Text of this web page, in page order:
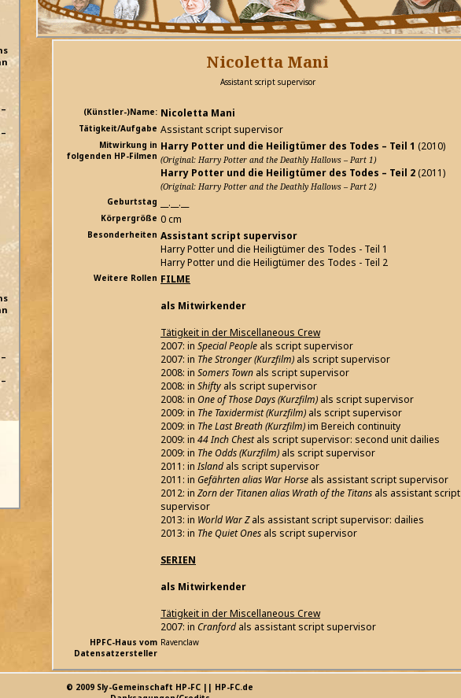
Nicoletta Mani
Assistant script supervisor
(Künstler-)Name: Nicoletta Mani
Tätigkeit/Aufgabe Assistant script supervisor
Mitwirkung in
folgenden HP-Filmen
Harry Potter und die Heiligtümer des Todes – Teil 1 (2010)
(Original: Harry Potter and the Deathly Hallows – Part 1)
Harry Potter und die Heiligtümer des Todes – Teil 2(2011)
(Original: Harry Potter and the Deathly Hallows – Part 2)
Geburtstag
__.__.__
Körpergröße 0 cm
Besonderheiten Assistant script supervisor
Harry Potter und die Heiligtümer des Todes - Teil 1
Harry Potter und die Heiligtümer des Todes - Teil 2
Weitere Rollen FILME
als Mitwirkender
Tätigkeit in der Miscellaneous Crew
2007: in Special People als script supervisor
2007: in The Stronger (Kurzfilm) als script supervisor
2008: in Somers Town als script supervisor
2008: in Shifty als script supervisor
2008: in One of Those Days (Kurzfilm) als script supervisor
2009: in The Taxidermist (Kurzfilm) als script supervisor
2009: in The Last Breath (Kurzfilm)im Bereich continuity
2009: in 44 Inch Chestals script supervisor: second unit dailies
2009: in The Odds (Kurzfilm) als script supervisor
2011: inIsland als script supervisor
2011: in Gefährten alias War Horse als assistant script supervisor
2012: in Zorn der Titanen alias Wrath of the Titans als assistant script
supervisor
2013: in World War Zals assistant script supervisor: dailies
2013: in The Quiet Ones als script supervisor
SERIEN
als Mitwirkender
Tätigkeit in der Miscellaneous Crew
2007: in Cranford als assistant script supervisor
HPFC-Haus vom
Datensatzersteller
Ravenclaw
© 2009 Sly-Gemeinschaft HP-FC || HP-FC.de